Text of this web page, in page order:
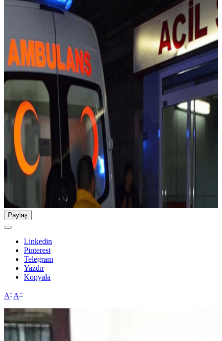
Paylaş
Linkedin
Pinterest
Telegram
Yazdır
Kopyala
A- A+